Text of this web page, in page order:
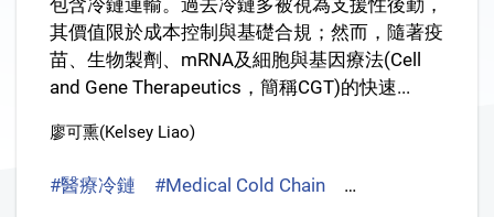
其價值限於成本控制與基礎合規；然而，隨著疫
苗、生物製劑、mRNA及細胞與基因療法(Cell
and Gene Therapeutics，簡稱CGT)的快速...
廖可熏(Kelsey Liao)
#醫療冷鏈 #Medical Cold Chain #細胞與基因治療